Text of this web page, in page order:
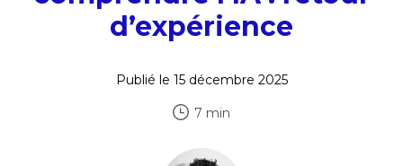
d’expérience
Publié le 15 décembre 2025
7 min